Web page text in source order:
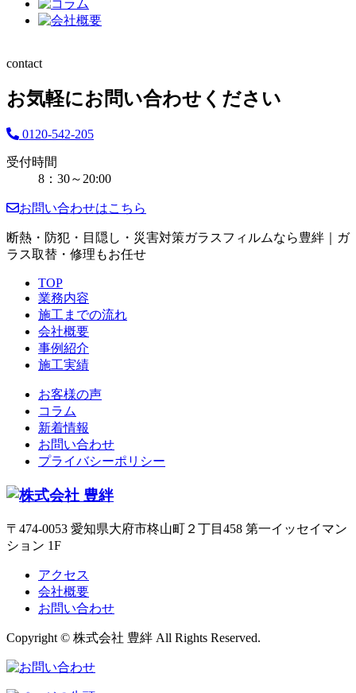
contact
お気軽にお問い合わせください
0120-542-205
受付時間
8：30～20:00
お問い合わせはこちら
断熱・防犯・目隠し・災害対策ガラスフィルムなら豊絆｜ガ
ラス取替・修理もお任せ
TOP
業務内容
施工までの流れ
会社概要
事例紹介
施工実績
お客様の声
コラム
新着情報
お問い合わせ
プライバシーポリシー
〒474-0053 愛知県大府市柊山町２丁目458 第一イッセイマン
ション 1F
アクセス
会社概要
お問い合わせ
Copyright © 株式会社 豊絆 All Rights Reserved.